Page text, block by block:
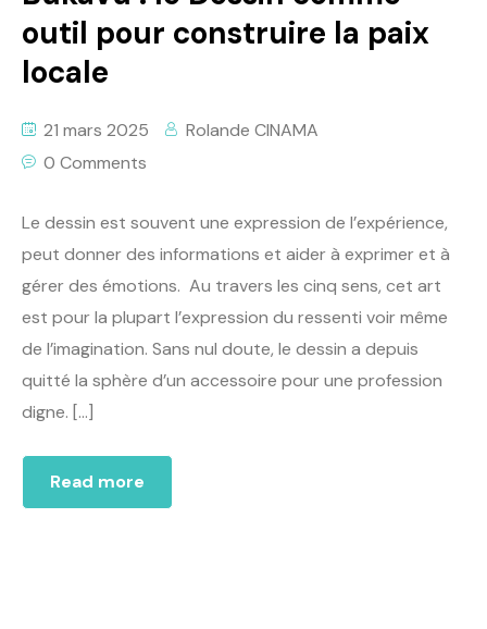
outil pour construire la paix
locale
21 mars 2025
Rolande CINAMA
0 Comments
Le dessin est souvent une expression de l’expérience,
peut donner des informations et aider à exprimer et à
gérer des émotions. Au travers les cinq sens, cet art
est pour la plupart l’expression du ressenti voir même
de l’imagination. Sans nul doute, le dessin a depuis
quitté la sphère d’un accessoire pour une profession
digne. […]
Read more